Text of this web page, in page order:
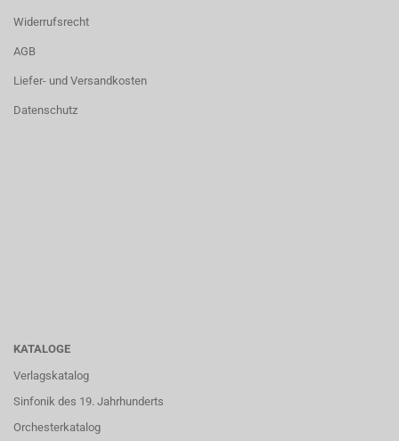
Widerrufsrecht
AGB
Liefer- und Versandkosten
Datenschutz
KATALOGE
Verlagskatalog
Sinfonik des 19. Jahrhunderts
Orchesterkatalog